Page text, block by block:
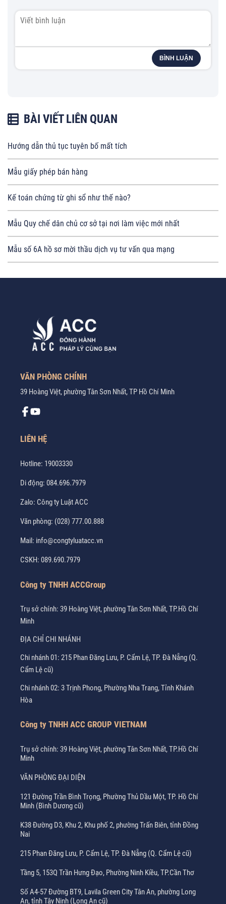
BÌNH LUẬN
BÀI VIẾT LIÊN QUAN
Hướng dẫn thủ tục tuyên bố mất tích
Mẫu giấy phép bán hàng
Kế toán chứng từ ghi sổ như thế nào?
Mẫu Quy chế dân chủ cơ sở tại nơi làm việc mới nhất
Mẫu số 6A hồ sơ mời thầu dịch vụ tư vấn qua mạng
VĂN PHÒNG CHÍNH
39 Hoàng Việt, phường Tân Sơn Nhất, TP Hồ Chí Minh
LIÊN HỆ
Hotline: 19003330
Di động: 084.696.7979
Zalo: Công ty Luật ACC
Văn phòng: (028) 777.00.888
Mail: info@congtyluatacc.vn
CSKH: 089.690.7979
Công ty TNHH ACCGroup
Trụ sở chính: 39 Hoàng Việt, phường Tân Sơn Nhất, TP.Hồ Chí
Minh
ĐỊA CHỈ CHI NHÁNH
Chi nhánh 01: 215 Phan Đăng Lưu, P. Cẩm Lệ, TP. Đà Nẵng (Q.
Cẩm Lệ cũ)
Chi nhánh 02: 3 Trịnh Phong, Phường Nha Trang, Tỉnh Khánh
Hòa
Công ty TNHH ACC GROUP VIETNAM
Trụ sở chính: 39 Hoàng Việt, phường Tân Sơn Nhất, TP.Hồ Chí
Minh
VĂN PHÒNG ĐẠI DIỆN
121 Đường Trần Bình Trọng, Phường Thủ Dầu Một, TP. Hồ Chí
Minh (Bình Dương cũ)
K38 Đường D3, Khu 2, Khu phố 2, phường Trấn Biên, tỉnh Đồng
Nai
215 Phan Đăng Lưu, P. Cẩm Lệ, TP. Đà Nẵng (Q. Cẩm Lệ cũ)
Tầng 5, 153Q Trần Hưng Đạo, Phường Ninh Kiều, TP.Cần Thơ
Số A4-57 Đường BT9, Lavila Green City Tân An, phường Long
An, tỉnh Tây Ninh (Long An cũ)